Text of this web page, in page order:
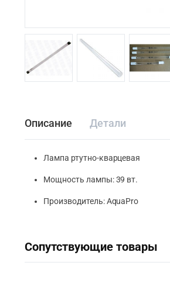
Описание Детали
Лампа ртутно-кварцевая
Мощность лампы: 39 вт.
Производитель: AquaPro
Сопутствующие товары